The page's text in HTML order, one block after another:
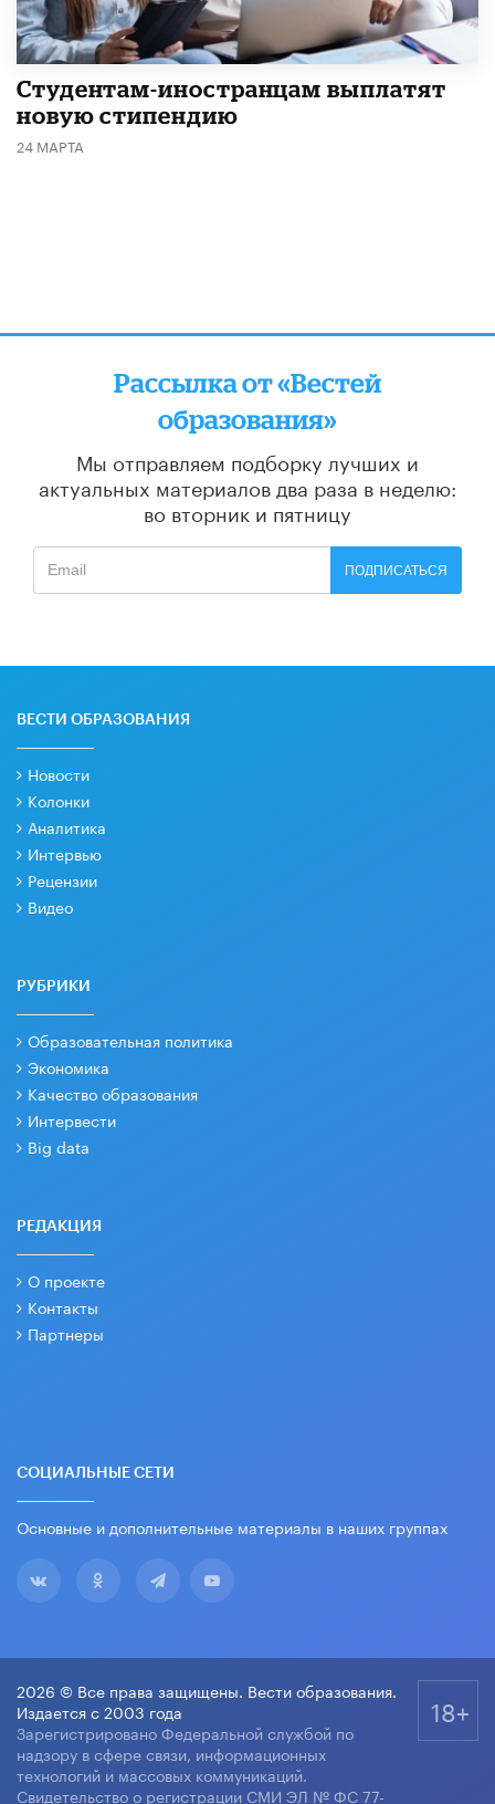
Студентам-иностранцам выплатят
новую стипендию
24 МАРТА
Рассылка от «Вестей
образования»
Мы отправляем подборку лучших и
актуальных материалов два раза в неделю:
во вторник и пятницу
ПОДПИСАТЬСЯ
ВЕСТИ ОБРАЗОВАНИЯ
Новости
Колонки
Аналитика
Интервью
Рецензии
Видео
РУБРИКИ
Образовательная политика
Экономика
Качество образования
Интервести
Big data
РЕДАКЦИЯ
О проекте
Контакты
Партнеры
СОЦИАЛЬНЫЕ СЕТИ
Основные и дополнительные материалы в наших группах
2026 © Все права защищены. Вести образования.
Издается с 2003 года
Зарегистрировано Федеральной службой по
надзору в сфере связи, информационных
технологий и массовых коммуникаций.
Свидетельство о регистрации СМИ ЭЛ № ФС 77-
18+